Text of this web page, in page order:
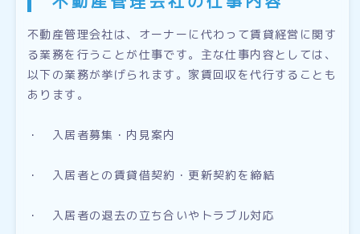
不動産管理会社は、オーナーに代わって賃貸経営に関す
る業務を行うことが仕事です。主な仕事内容としては、
以下の業務が挙げられます。家賃回収を代行することも
あります。
・ 入居者募集・内見案内
・ 入居者との賃貸借契約・更新契約を締結
・ 入居者の退去の立ち合いやトラブル対応